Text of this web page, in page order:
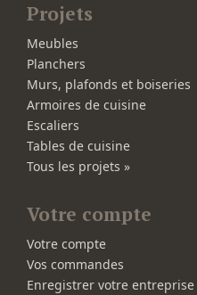
Projets
Meubles
Planchers
Murs, plafonds et boiseries
Armoires de cuisine
Escaliers
Tables de cuisine
Tous les projets »
Votre compte
Votre compte
Vos commandes
Enregistrer votre entreprise